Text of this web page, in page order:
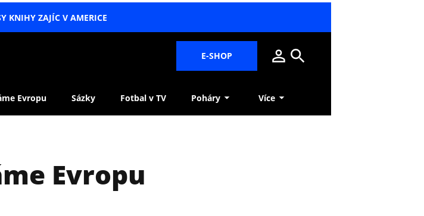
KNIHY ZAJÍC V AMERICE
E-SHOP
Evropu Sázky Fotbal v TV Poháry Více
Evropu